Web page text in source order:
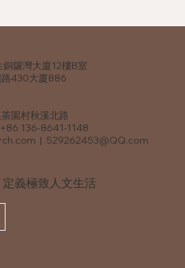
鑼灣大廈12樓B室
路430大廈886
園村秋溪北路
136-8641-1148
| 529262453@QQ.com
義極致人文生活